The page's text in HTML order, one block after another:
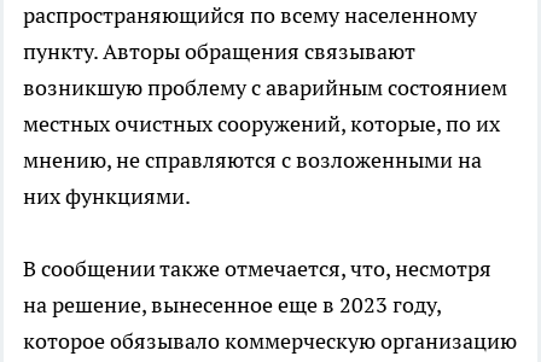
распространяющийся по всему населенному
пункту. Авторы обращения связывают
возникшую проблему с аварийным состоянием
местных очистных сооружений, которые, по их
мнению, не справляются с возложенными на
них функциями.
В сообщении также отмечается, что, несмотря
на решение, вынесенное еще в 2023 году,
которое обязывало коммерческую организацию